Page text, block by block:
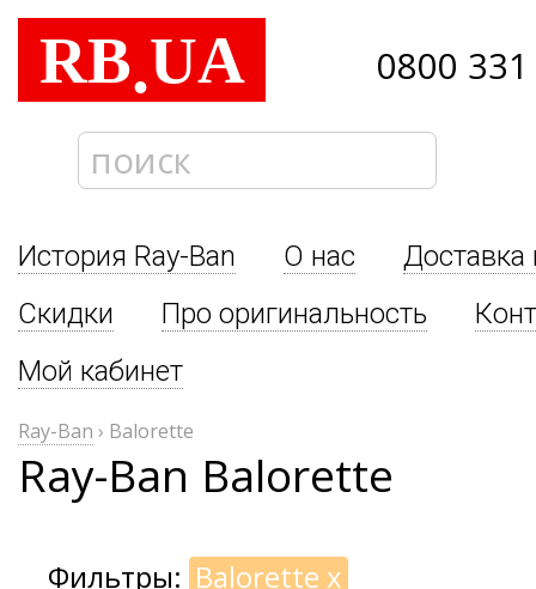
RB.UA 0800
История Ray-Ban О нас
Доставка
Скидки
Про оригинальность
Мой кабинет
Ray-Ban › Balorette
Ray-Ban Balorette
Фильтры: Balorette x